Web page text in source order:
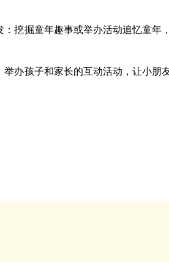
：挖掘童年趣事或举办活动追忆童年
举办孩子和家长的互动活动，让小朋